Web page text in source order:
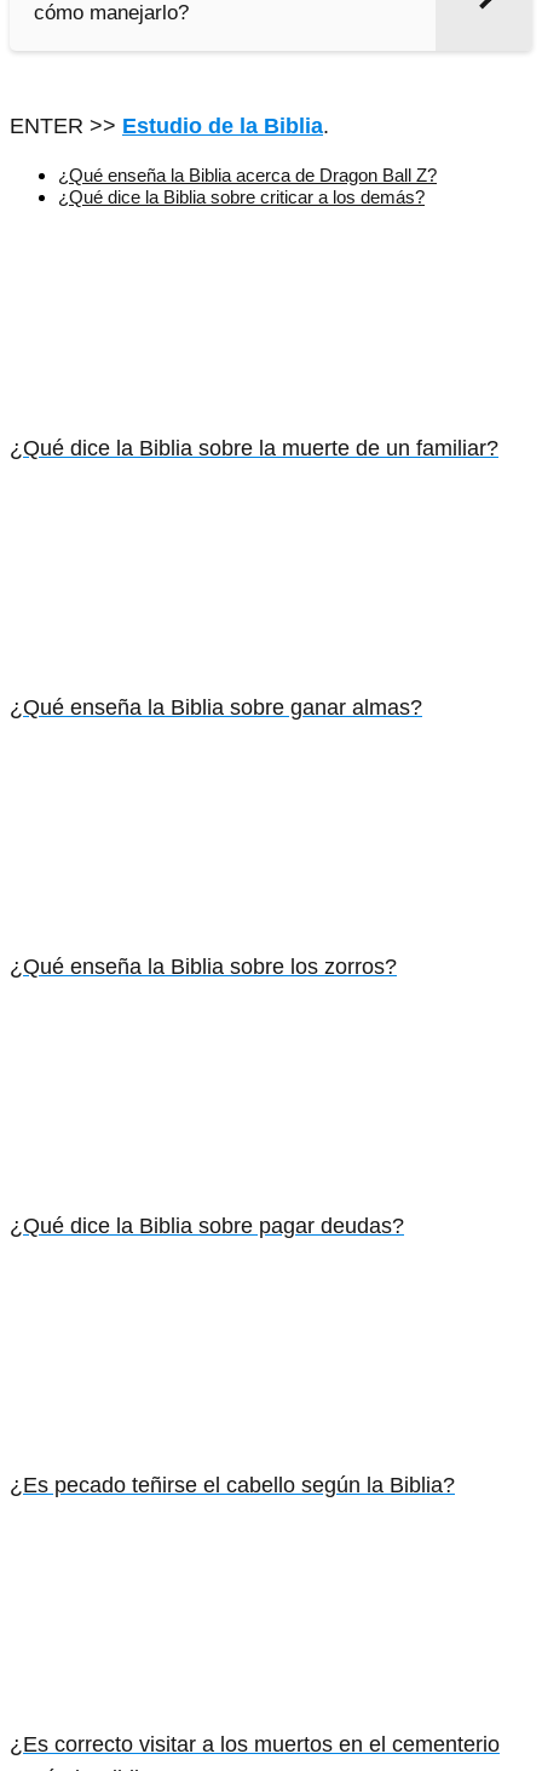
cómo manejarlo?
ENTER >> Estudio de la Biblia.
¿Qué enseña la Biblia acerca de Dragon Ball Z?
¿Qué dice la Biblia sobre criticar a los demás?
¿Qué dice la Biblia sobre la muerte de un familiar?
¿Qué enseña la Biblia sobre ganar almas?
¿Qué enseña la Biblia sobre los zorros?
¿Qué dice la Biblia sobre pagar deudas?
¿Es pecado teñirse el cabello según la Biblia?
¿Es correcto visitar a los muertos en el cementerio